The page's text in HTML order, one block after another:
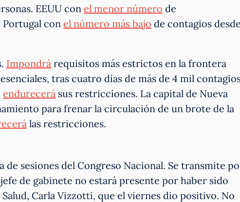
EEUU con el menor número de
Portugal con el número más bajo de contagios
Impondrá requisitos más estrictos en la frontera
tras cuatro días de más de 4 mil
endurecerá sus restricciones. La capital de Nueva
para frenar la circulación de un brote de la
las restricciones.
de sesiones del Congreso Nacional. Se transmite
jefe de gabinete no estará presente por haber sido
Carla Vizzotti, que el viernes dio positivo. No